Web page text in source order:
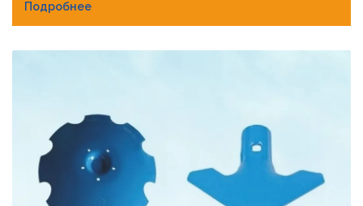
Подробнее